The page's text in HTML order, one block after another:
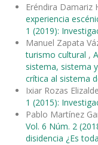
Eréndira Damariz
experiencia
1 (2019):
Manuel Zapata
turismo cultural ,
sistema, sistema
crítica al sistema
Ixiar Rozas
1 (2015):
Pablo Martínez
Vol. 6 Núm. 2
disidencia ¿Es